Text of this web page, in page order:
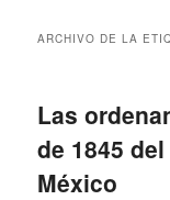
ARCHIVO DE LA
Las
de 1845
México